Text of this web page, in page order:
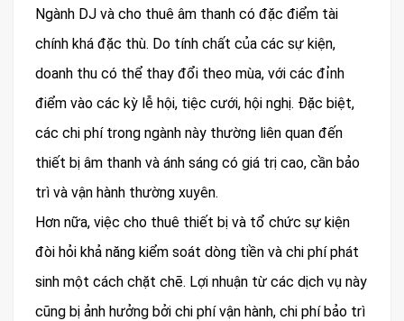
Ngành DJ và cho thuê âm thanh có đặc điểm tài
chính khá đặc thù. Do tính chất của các sự kiện,
doanh thu có thể thay đổi theo mùa, với các đỉnh
điểm vào các kỳ lễ hội, tiệc cưới, hội nghị. Đặc biệt,
các chi phí trong ngành này thường liên quan đến
thiết bị âm thanh và ánh sáng có giá trị cao, cần bảo
trì và vận hành thường xuyên.
Hơn nữa, việc cho thuê thiết bị và tổ chức sự kiện
đòi hỏi khả năng kiểm soát dòng tiền và chi phí phát
sinh một cách chặt chẽ. Lợi nhuận từ các dịch vụ này
cũng bị ảnh hưởng bởi chi phí vận hành, chi phí bảo trì